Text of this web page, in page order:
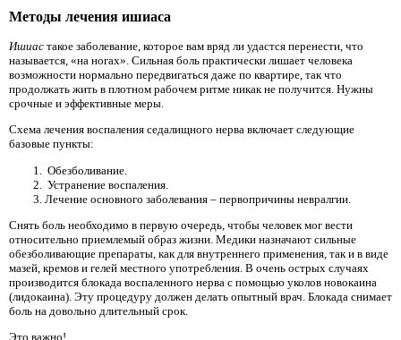
Методы лечения ишиаса
Ишиас такое заболевание, которое вам вряд ли удастся перенести, что
называется, «на ногах». Сильная боль практически лишает человека
возможности нормально передвигаться даже по квартире, так что
продолжать жить в плотном рабочем ритме никак не получится. Нужны
срочные и эффективные меры.
Схема лечения воспаления седалищного нерва включает следующие
базовые пункты:
Обезболивание.
Устранение воспаления.
Лечение основного заболевания – первопричины невралгии.
Снять боль необходимо в первую очередь, чтобы человек мог вести
относительно приемлемый образ жизни. Медики назначают сильные
обезболивающие препараты, как для внутреннего применения, так и в виде
мазей, кремов и гелей местного употребления. В очень острых случаях
производится блокада воспаленного нерва с помощью уколов новокаина
(лидокаина). Эту процедуру должен делать опытный врач. Блокада снимает
боль на довольно длительный срок.
Это важно!